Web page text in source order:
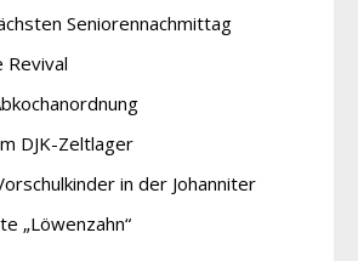
Seniorennachmittag
Revival
DJK-Zeltlager
in der Johanniter
„Löwenzahn“